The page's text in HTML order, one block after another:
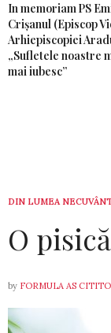
In memoriam PS
Crișanul (Episcop
Arhiepiscopiei
„Sufletele noastre
mai iubesc”
DIN LUMEA
O
by FORMULA AS